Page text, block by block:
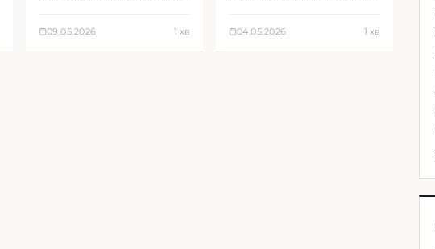
09.05.2026 1 хв 04.05.2026 1 хв